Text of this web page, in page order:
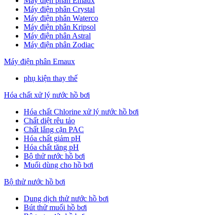
Máy điện phân Crystal
Máy điện phân Waterco
Máy điện phân Kripsol
Máy điện phân Astral
Máy điện phân Zodiac
Máy điện phân Emaux
phụ kiện thay thế
Hóa chất xử lý nước hồ bơi
Hóa chất Chlorine xử lý nước hồ bơi
Chất diệt rêu tảo
Chất lắng cặn PAC
Hóa chất giảm pH
Hóa chất tăng pH
Bộ thử nước hồ bơi
Muối dùng cho hồ bơi
Bộ thử nước hồ bơi
Dung dịch thử nước hồ bơi
Bút thử muối hồ bơi